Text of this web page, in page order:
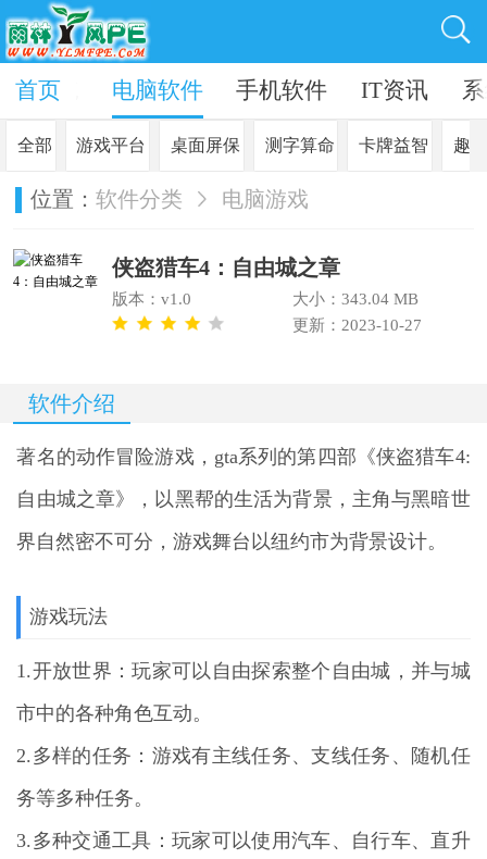
系统 电脑软件 手机软件 IT资讯
首页
全部 游戏平台 桌面屏保 测字算命 卡牌益智 趣
位置： 软件分类 电脑游戏
侠盗猎车4：自由城之章
版本：v1.0
大小：343.04 MB
更新：2023-10-27
软件介绍
著名的动作冒险游戏，gta系列的第四部 《侠盗猎车4:
自由城之章》
，以黑帮的生活为背景，主角与黑暗世
界自然密不可分，游戏舞台以纽约市为背景设计。
游戏玩法
1.开放世界：玩家可以自由探索整个自由城，并与城
市中的各种角色互动。
2.多样的任务：游戏有主线任务、支线任务、随机任
务等多种任务。
3.多种交通工具：玩家可以使用汽车、自行车、直升